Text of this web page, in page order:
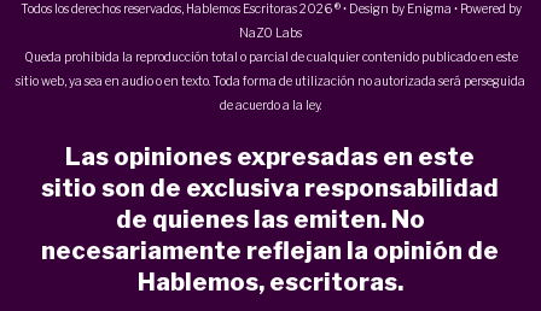
Todos los derechos reservados, Hablemos Escritoras 2026 ® • Design by Enigma • Powered by
NaZO Labs
Queda prohibida la reproducción total o parcial de cualquier contenido publicado en este
sitio web, ya sea en audio o en texto. Toda forma de utilización no autorizada será perseguida
de acuerdo a la ley.
Las opiniones expresadas en este
sitio son de exclusiva responsabilidad
de quienes las emiten. No
necesariamente reflejan la opinión de
Hablemos, escritoras.